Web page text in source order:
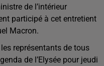
de l’intérieur
participé à cet entretient
Macron.
représentants de tous
de l’Elysée pour jeudi